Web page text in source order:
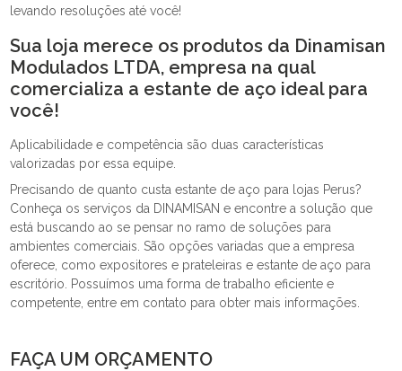
levando resoluções até você!
Sua loja merece os produtos da Dinamisan
Modulados LTDA, empresa na qual
comercializa a estante de aço ideal para
você!
Aplicabilidade e competência são duas características
valorizadas por essa equipe.
Precisando de quanto custa estante de aço para lojas Perus?
Conheça os serviços da DINAMISAN e encontre a solução que
está buscando ao se pensar no ramo de soluções para
ambientes comerciais. São opções variadas que a empresa
oferece, como expositores e prateleiras e estante de aço para
escritório. Possuímos uma forma de trabalho eficiente e
competente, entre em contato para obter mais informações.
FAÇA UM ORÇAMENTO